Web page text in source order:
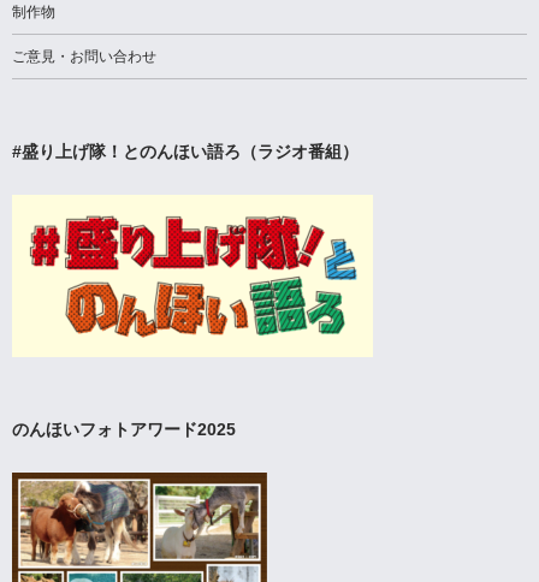
制作物
ご意見・お問い合わせ
#盛り上げ隊！とのんほい語ろ（ラジオ番組）
のんほいフォトアワード2025